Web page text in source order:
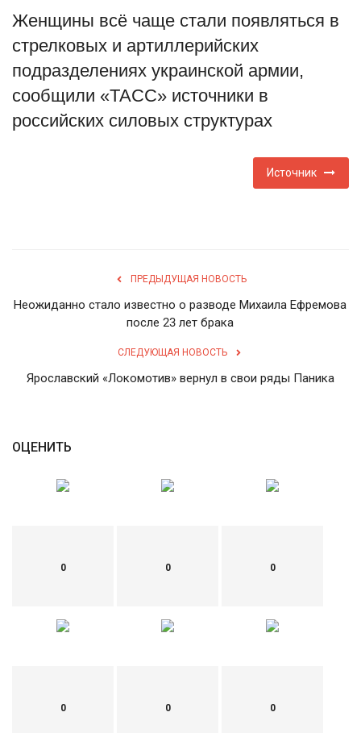
Туризм
Недвижимость
Авто
Женщины всё чаще стали появляться в
стрелковых и артиллерийских
подразделениях украинской армии,
сообщили «ТАСС» источники в
российских силовых структурах
Источник
ПРЕДЫДУЩАЯ НОВОСТЬ
Неожиданно стало известно о разводе Михаила Ефремова
после 23 лет брака
СЛЕДУЮЩАЯ НОВОСТЬ
Ярославский «Локомотив» вернул в свои ряды Паника
ОЦЕНИТЬ
0 0 0
0 0 0